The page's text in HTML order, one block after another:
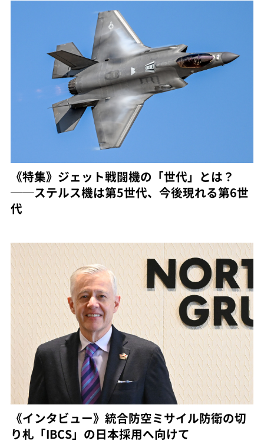
《特集》ジェット戦闘機の「世代」とは？
──ステルス機は第5世代、今後現れる第6世
代
《インタビュー》統合防空ミサイル防衛の切
り札「IBCS」の日本採用へ向けて